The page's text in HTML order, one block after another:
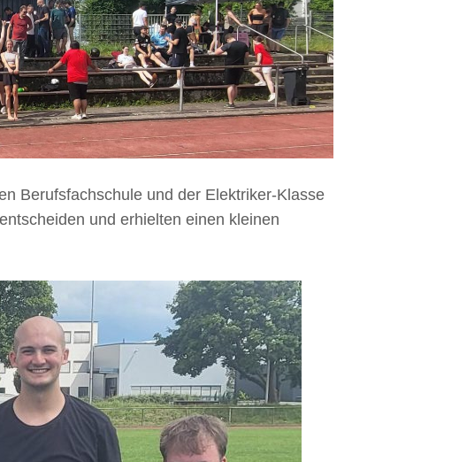
Berufsfachschule und der Elektriker-Klasse
und erhielten einen kleinen